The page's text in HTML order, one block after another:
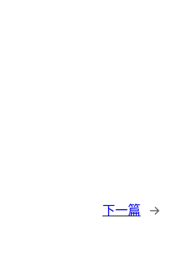
下一篇 →